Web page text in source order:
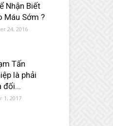
Nhận Biết
Máu Sớm ?
24, 2016
Tấn
là phải
đối...
1, 2017